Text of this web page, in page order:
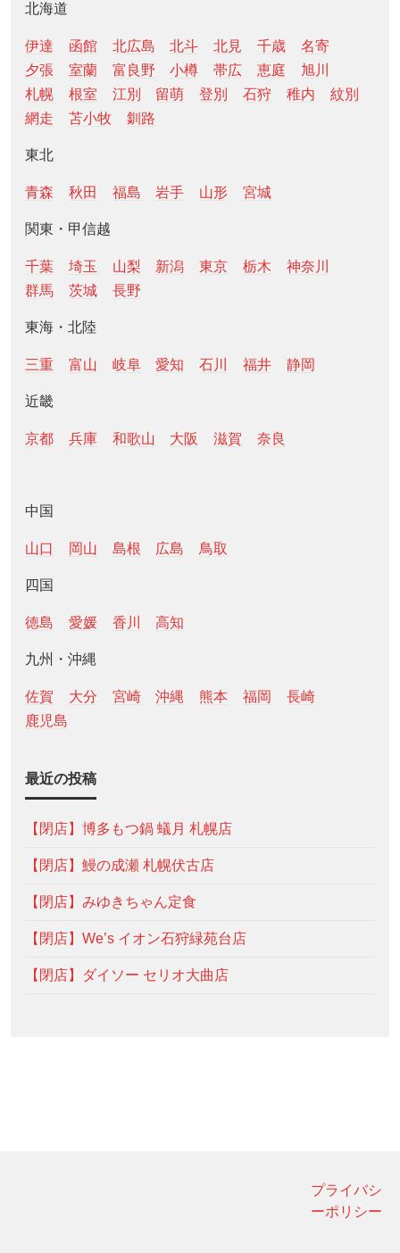
北海道
伊達 函館 北広島 北斗 北見 千歳
名寄
夕張
室蘭 富良野 小樽 帯広 恵庭
旭川
札幌
根室 江別 留萌 登別 石狩 稚内
紋別
網走
苫小牧 釧路
東北
青森 秋田 福島 岩手 山形 宮城
関東・甲信越
千葉 埼玉 山梨 新潟 東京 栃木
神奈川
群馬
茨城 長野
東海・北陸
三重 富山 岐阜 愛知 石川 福井 静岡
近畿
京都 兵庫 和歌山 大阪 滋賀 奈良
中国
山口 岡山 島根 広島 鳥取
四国
徳島 愛媛 香川 高知
九州・沖縄
佐賀 大分 宮崎 沖縄 熊本 福岡
長崎
鹿児島
最近の投稿
【閉店】博多もつ鍋 蟻月 札幌店
【閉店】鰻の成瀬 札幌伏古店
【閉店】みゆきちゃん定食
【閉店】We’s イオン石狩緑苑台店
【閉店】ダイソー セリオ大曲店
プライバシ
ーポリシー